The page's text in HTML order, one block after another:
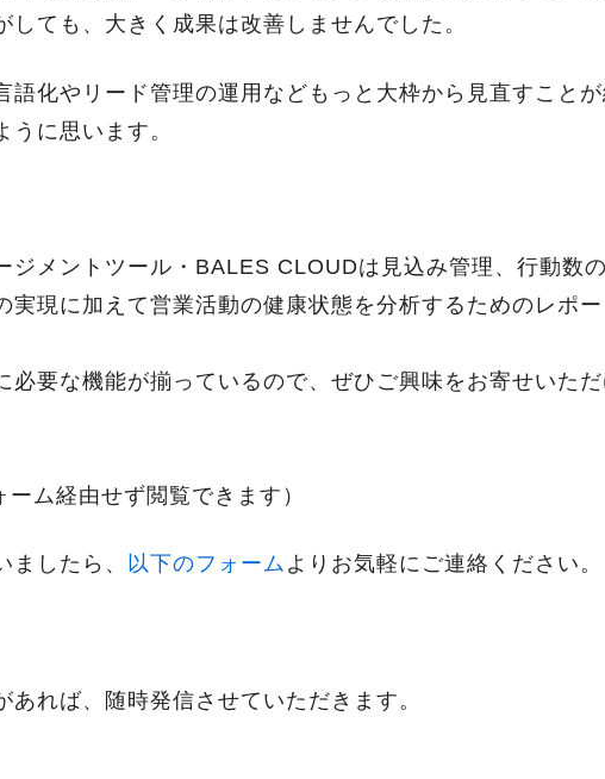
ても、大きく成果は改善しませんでした。
語化やリード管理の運用などもっと大枠から見直すこと
に思います。
ジメントツール・BALES CLOUDは見込み管理、行動数
実現に加えて営業活動の健康状態を分析するためのレポ
必要な機能が揃っているので、ぜひご興味をお寄せいた
ーム経由せず閲覧できます）
したら、 以下のフォーム よりお気軽にご連絡ください。
あれば、随時発信させていただきます。